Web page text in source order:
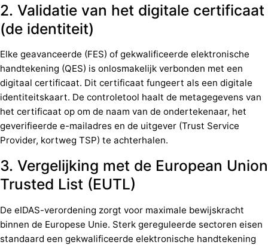
2. Validatie van het digitale certificaat
(de identiteit)
Elke geavanceerde (FES) of gekwalificeerde elektronische
handtekening (QES) is onlosmakelijk verbonden met een
digitaal certificaat. Dit certificaat fungeert als een digitale
identiteitskaart. De controletool haalt de metagegevens van
het certificaat op om de naam van de ondertekenaar, het
geverifieerde e-mailadres en de uitgever (Trust Service
Provider, kortweg TSP) te achterhalen.
3. Vergelijking met de European Union
Trusted List (EUTL)
De eIDAS-verordening zorgt voor maximale bewijskracht
binnen de Europese Unie. Sterk gereguleerde sectoren eisen
standaard een gekwalificeerde elektronische handtekening